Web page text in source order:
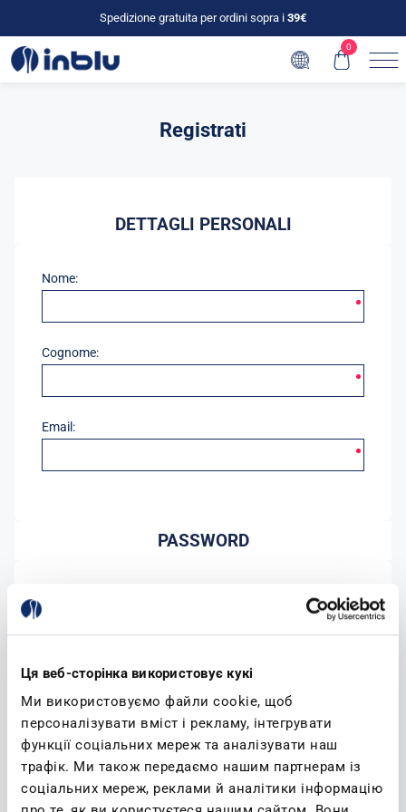
Ця веб-сторінка використовує кукі
Ми використовуємо файли cookie, щоб
персоналізувати вміст і рекламу, інтегрувати
функції соціальних мереж та аналізувати наш
трафік. Ми також передаємо нашим партнерам із
соціальних мереж, реклами й аналітики інформацію
Spedizione gratuita per ordini sopra i 39€
0
Registrati
DETTAGLI PERSONALI
Nome:
Cognome:
Email:
PASSWORD
Conferma password:
Accetto l'informativa sulla privacy